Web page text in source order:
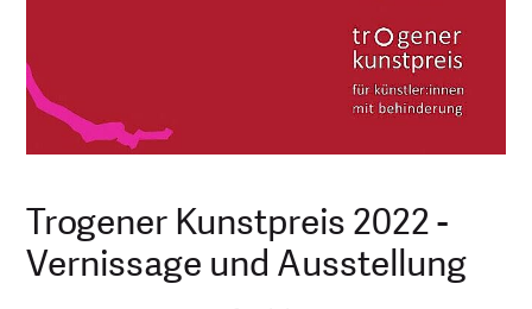
Trogener Kunstpreis 2022 -
Vernissage und Ausstellung